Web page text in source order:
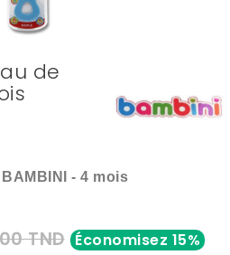
de
- 4 mois
TND Économisez 15%